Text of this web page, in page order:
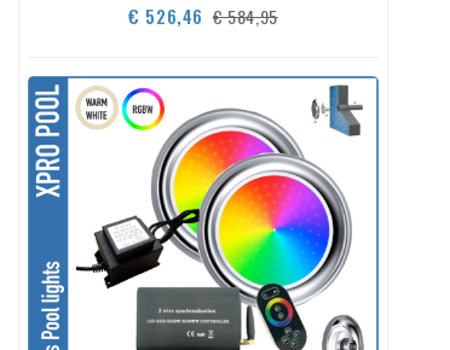
€ 526,46 Normale
€ 584,95Prijs